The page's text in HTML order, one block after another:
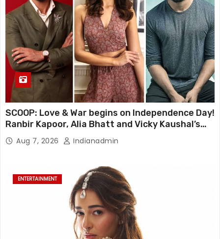
SCOOP: Love & War begins on Independence Day!
Ranbir Kapoor, Alia Bhatt and Vicky Kaushal’s
FIRST LOOKS to drop on August 15
Aug 7, 2026 Indianadmin
ENTERTAINMENT